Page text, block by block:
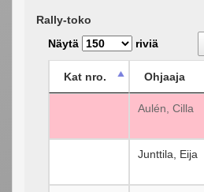
Rally-toko
Näytä
riviä
Kat nro. Ohjaaja
Aulén, Cilla
Junttila, Eija